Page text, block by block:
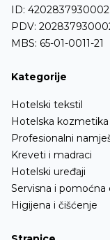
ID: 4202837930002
PDV:
MBS: 65-01-0011-21
Kategorije
Hotelski tekstil
Hotelska kozmetika
Profesionalni
Kreveti i madraci
Hotelski uređaji
Servisna i pomoćna
Higijena i čišćenje